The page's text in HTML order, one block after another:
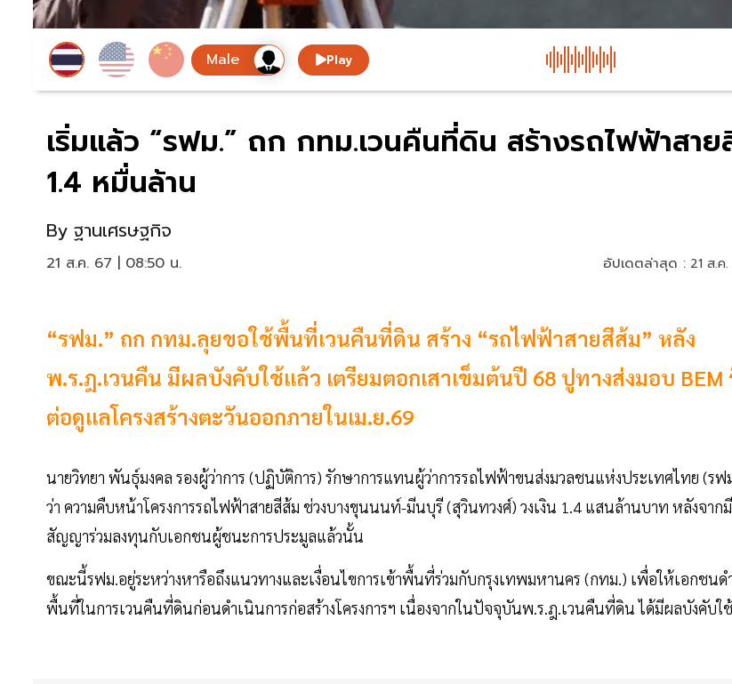
Play
เริ่มแล้ว “รฟม.” ถก กทม.เวนคืนที่ดิน สร้างรถไฟฟ้าสา
1.4 หมื่นล้าน
By ฐานเศรษฐกิจ
21 ส.ค. 67 | 08:50 น. อัปเดตล่าสุด : 21 ส.ค
“รฟม.” ถก กทม.ลุยขอใช้พื้นที่เวนคืนที่ดิน สร้าง “รถไฟฟ้าสายสีส้ม” หลัง
พ.ร.ฎ.เวนคืน มีผลบังคับใช้แล้ว เตรียมตอกเสาเข็มต้นปี 68 ปูทางส่งมอบ BEM
ต่อดูแลโครงสร้างตะวันออกภายในเม.ย.69
นายวิทยา พันธุ์มงคล รองผู้ว่าการ (ปฏิบัติการ) รักษาการแทนผู้ว่าการรถไฟฟ้าขนส่งมวลชนแห่งประเทศไทย (รฟ
ว่า ความคืบหน้าโครงการรถไฟฟ้าสายสีส้ม ช่วงบางขุนนนท์-มีนบุรี (สุวินทวงศ์) วงเงิน 1.4 แสนล้านบาท หลังจาก
สัญญาร่วมลงทุนกับเอกชนผู้ชนะการประมูลแล้วนั้น
ขณะนี้รฟม.อยู่ระหว่างหารือถึงแนวทางและเงื่อนไขการเข้าพื้นที่ร่วมกับกรุงเทพมหานคร (กทม.) เพื่อให้เอกชนด
พื้นที่ในการเวนคืนที่ดินก่อนดำเนินการก่อสร้างโครงการฯ เนื่องจากในปัจจุบันพ.ร.ฎ.เวนคืนที่ดิน ได้มีผลบังคับใ